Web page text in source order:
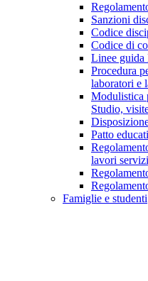
Sanzioni
Codice
Codice di
Linee guida
Procedura
laboratori e
Modulistica
Studio,
Patto
lavori
Famiglie e studenti